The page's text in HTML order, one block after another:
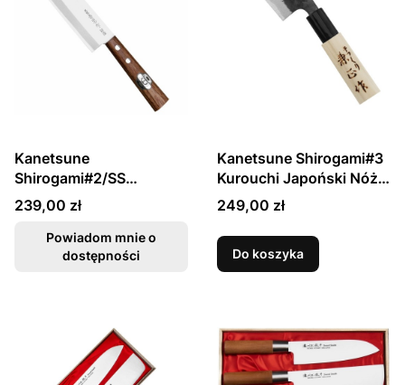
Kanetsune
Shirogami#2/SS
Japoński Nóż Mini Nakiri
13,5cm
Cena
239,00 zł
Powiadom mnie o
dostępności
Kanetsune Shirogami#3
Kurouchi Japoński Nóż
Kawa-Muki 8cm
Cena
249,00 zł
Do koszyka